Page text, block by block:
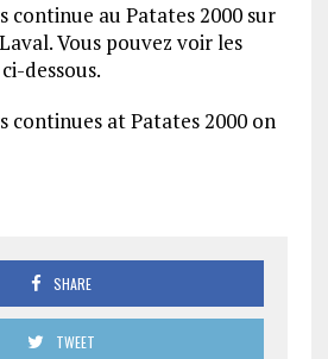
continue au Patates 2000 sur
Vous pouvez voir les
dessous.
continues at Patates 2000 on
SHARE
TWEET